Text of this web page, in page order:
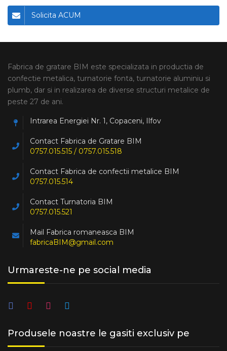
Solicita ACUM
Fabrica de gratare BIM este specializata in productia de
confectie metalica, turnatorie fonta, turnatorie aluminiu si
plumb, dar si in realizarea de diverse structuri metalice de
peste 27 de ani.
Intrarea Energiei Nr. 1, Copaceni, Ilfov
Contact Fabrica de Gratare BIM
0757.015.515 / 0757.015.518
Contact Fabrica de confectii metalice BIM
0757.015.514
Contact Turnatoria BIM
0757.015.521
Mail Fabrica romaneasca BIM
fabricaBIM@gmail.com
Urmareste-ne pe social media
Produsele noastre le gasiti exclusiv pe